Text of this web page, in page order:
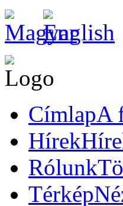
CímlapA
Hírek
Rólunk
Térkép